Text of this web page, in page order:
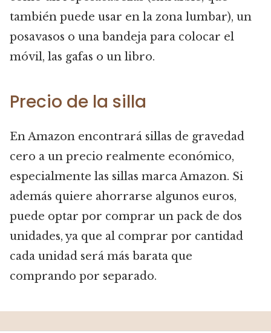
también puede usar en la zona lumbar), un
posavasos o una bandeja para colocar el
móvil, las gafas o un libro.
Precio de la silla
En Amazon encontrará sillas de gravedad
cero a un precio realmente económico,
especialmente las sillas marca Amazon. Si
además quiere ahorrarse algunos euros,
puede optar por comprar un pack de dos
unidades, ya que al comprar por cantidad
cada unidad será más barata que
comprando por separado.